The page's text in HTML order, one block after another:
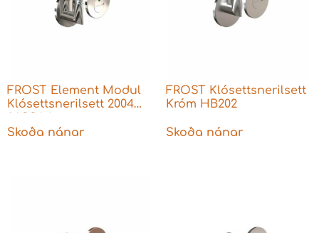
FROST Element Modul
Klósettsnerilsett 2004
Skoða nánar
FROST Klósettsnerilsett
Króm HB202
Skoða nánar